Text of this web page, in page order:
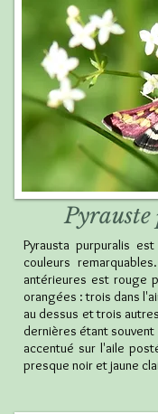
Pyrauste
Pyrausta purpuralis
couleurs
antérieures est rouge
orangées : trois dans
au dessus et trois
dernières étant
accentué sur l'aile
presque noir et jaune